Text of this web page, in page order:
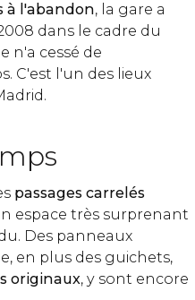
à l'abandon, la gare a
dans le cadre du
n'a cessé de
C'est l'un des lieux
passages carrelés
espace très surprenant
Des panneaux
en plus des guichets,
originaux, y sont encore